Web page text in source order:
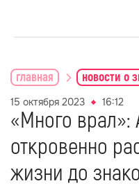
главная новости о
15 октября 2023 16:12
«Много врал»:
откровенно
жизни до